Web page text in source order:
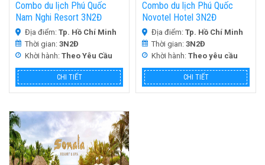
Combo du lịch Phú Quốc
Nam Nghi Resort 3N2Đ
Địa điểm: Tp. Hồ Chí Minh
Thời gian: 3N2Đ
Khời hành: Theo Yêu Cầu
CHI TIẾT
Combo du lịch Phú Quốc
Novotel Hotel 3N2Đ
Địa điểm: Tp. Hồ Chí Minh
Thời gian: 3N2Đ
Khời hành: Theo yêu cầu
CHI TIẾT